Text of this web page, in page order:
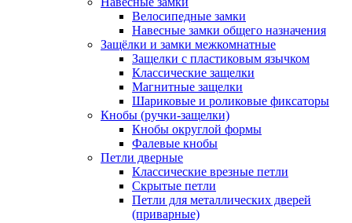
Велосипедные замки
Навесные замки общего назначения
Защёлки и замки межкомнатные
Защелки с пластиковым язычком
Классические защелки
Магнитные защелки
Шариковые и роликовые фиксаторы
Кнобы (ручки-защелки)
Кнобы округлой формы
Фалевые кнобы
Петли дверные
Классические врезные петли
Скрытые петли
Петли для металлических дверей
(приварные)